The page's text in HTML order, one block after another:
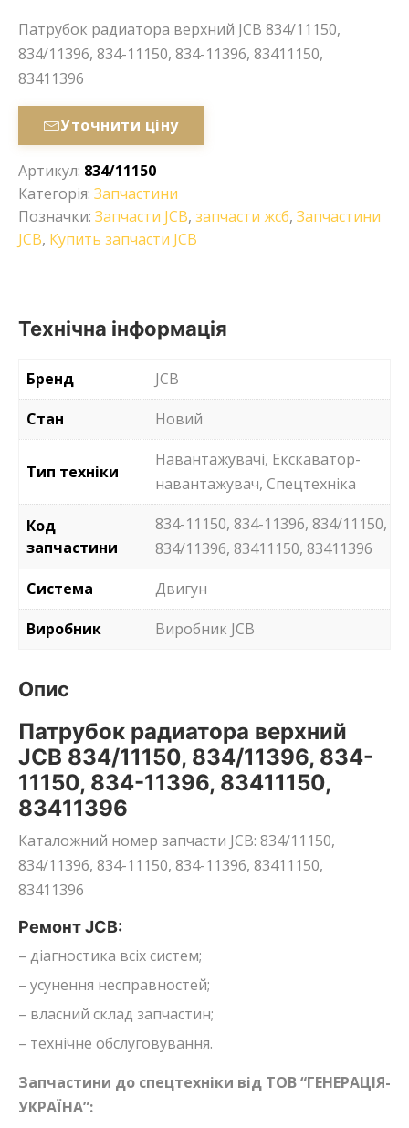
Патрубок радиатора верхний JCB 834/11150,
834/11396, 834-11150, 834-11396, 83411150,
83411396
Уточнити ціну
Артикул: 834/11150
Категорія: Запчастини
Позначки: Запчасти JCB, запчасти жсб, Запчастини
JCB, Купить запчасти JCB
Технічна інформація
Бренд
JCB
Стан
Новий
Тип техніки
Навантажувачі, Екскаватор-
навантажувач, Спецтехніка
Код
запчастини
834-11150, 834-11396, 834/11150,
834/11396, 83411150, 83411396
Система
Двигун
Виробник
Виробник JCB
Опис
Патрубок радиатора верхний
JCB 834/11150, 834/11396, 834-
11150, 834-11396, 83411150,
83411396
Каталожний номер запчасти JCB: 834/11150,
834/11396, 834-11150, 834-11396, 83411150,
83411396
Ремонт JCB:
– діагностика всіх систем;
– усунення несправностей;
– власний склад запчастин;
– технічне обслуговування.
Запчастини до спецтехніки від ТОВ “ГЕНЕРАЦІЯ-
УКРАЇНА”: